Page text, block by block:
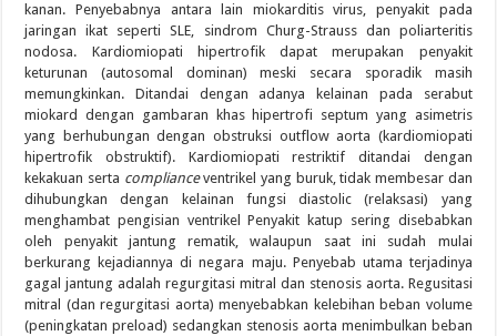
kanan. Penyebabnya antara lain miokarditis virus, penyakit pada
jaringan ikat seperti SLE, sindrom Churg-Strauss dan poliarteritis
nodosa. Kardiomiopati hipertrofik dapat merupakan penyakit
keturunan (autosomal dominan) meski secara sporadik masih
memungkinkan. Ditandai dengan adanya kelainan pada serabut
miokard dengan gambaran khas hipertrofi septum yang asimetris
yang berhubungan dengan obstruksi outflow aorta (kardiomiopati
hipertrofik obstruktif). Kardiomiopati restriktif ditandai dengan
kekakuan serta complianceventrikel yang buruk, tidak membesar dan
dihubungkan dengan kelainan fungsi diastolic (relaksasi) yang
menghambat pengisian ventrikel Penyakit katup sering disebabkan
oleh penyakit jantung rematik, walaupun saat ini sudah mulai
berkurang kejadiannya di negara maju. Penyebab utama terjadinya
gagal jantung adalah regurgitasi mitral dan stenosis aorta. Regusitasi
mitral (dan regurgitasi aorta) menyebabkan kelebihan beban volume
(peningkatan preload) sedangkan stenosis aorta menimbulkan beban